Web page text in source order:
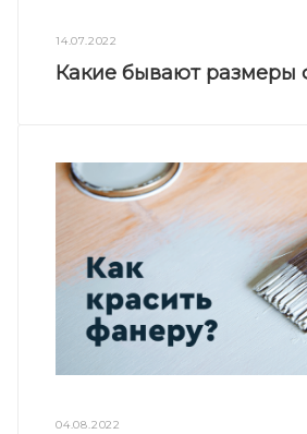
14.07.2022
Какие бывают размеры
04.08.2022